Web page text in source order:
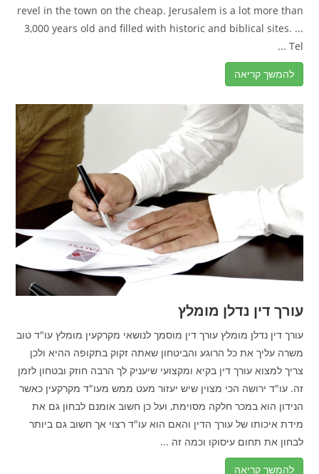
revel in the town on the cheap. Jerusalem is a lot more than
3,000 years old and filled with historic and biblical sites. ...
Tel ...
להמשך קריאה
עורך דין נדלן מומלץ
עורך דין נדלן מומלץ עורך דין מוסמך לנושאי מקרקעין מומלץ עו"ד טוב
משרה עליך את כל הרוגע והביטחון שאתה זקוק בתקופה ההיא ולכן
צריך למצוא עורך דין בקיא ומקצועי שיעניק לך הרבה חוזק ובטחון לזמן
זה. עו"ד ירושה הכי מצוין שיש יעזור מעט ממש מעו"ד מקרקעין כאשר
הנידון הוא במכר חלקה מסוימת, ועל כן חשוב אומנם לבחון גם את
מידת איכותו של עורך הדין והאם הוא עו"ד רצוי אך חשוב גם ביותר
לבחון את תחום עיסוקו וכמה זה ...
להמשך קריאה